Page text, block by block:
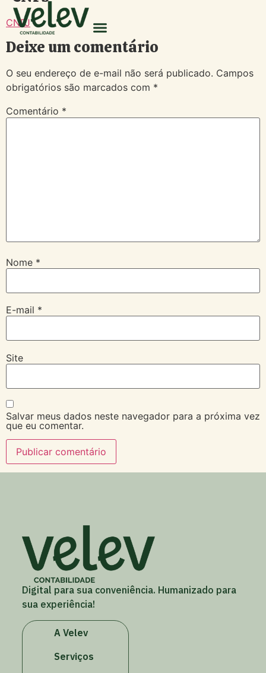
CNPJ
Deixe um comentário
O seu endereço de e-mail não será publicado. Campos
obrigatórios são marcados com *
Comentário *
Nome *
E-mail *
Site
Salvar meus dados neste navegador para a próxima vez
que eu comentar.
Digital para sua conveniência. Humanizado para
sua experiência!
A Velev
Serviços